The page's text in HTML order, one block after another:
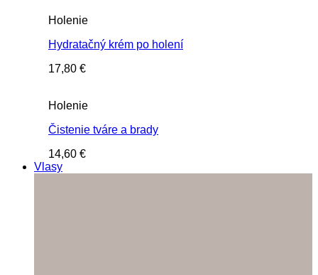
Holenie
Hydratačný krém po holení
17,80 €
Holenie
Čistenie tváre a brady
14,60 €
Vlasy